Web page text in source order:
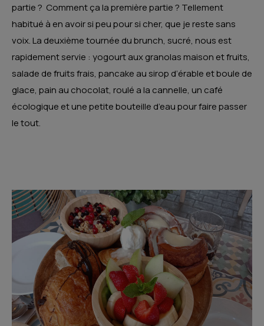
partie ? Comment ça la première partie ? Tellement
habitué à en avoir si peu pour si cher, que je reste sans
voix. La deuxième tournée du brunch, sucré, nous est
rapidement servie : yogourt aux granolas maison et fruits,
salade de fruits frais, pancake au sirop d’érable et boule de
glace, pain au chocolat, roulé a la cannelle, un café
écologique et une petite bouteille d’eau pour faire passer
le tout.